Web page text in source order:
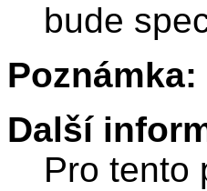
bude
Poznámka:
Další
Pro tento